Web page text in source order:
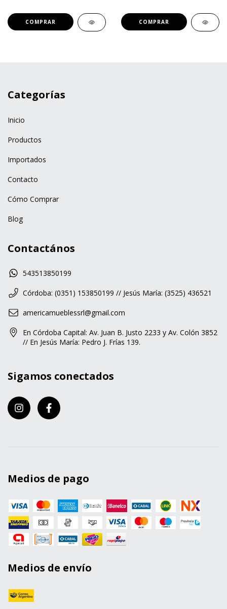
Categorías
Inicio
Productos
Importados
Contacto
Cómo Comprar
Blog
Contactános
543513850199
Córdoba: (0351) 153850199 // Jesús María: (3525) 436521
americamueblessrl@gmail.com
En Córdoba Capital: Av. Juan B. Justo 2233 y Av. Colón 3852
// En Jesús María: Pedro J. Frías 139.
Sigamos conectados
Medios de pago
Medios de envío